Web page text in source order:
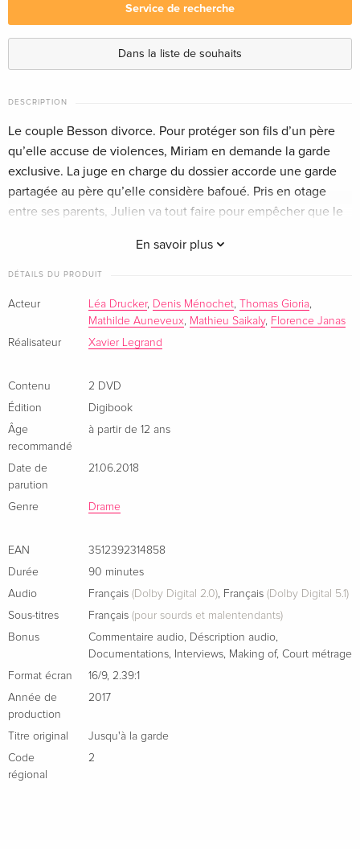
Digibook, 2 DVD — (sélectionné)
épuisé
Anglais · UK Version
Édition standard
Allemand
CHF 19,50
Édition standard
Italien
CHF 16,50
Service de recherche
Dans la liste de souhaits
DESCRIPTION
En savoir plus
Le couple Besson divorce. Pour protéger son fils d’un père
qu’elle accuse de violences, Miriam en demande la garde
exclusive. La juge en charge du dossier accorde une garde
partagée au père qu’elle considère bafoué. Pris en otage
entre ses parents, Julien va tout faire pour empêcher que le
DÉTAILS DU PRODUIT
Acteur Léa Drucker, Denis Ménochet, Thomas Gioria,
Mathilde Auneveux, Mathieu Saikaly, Florence Janas
Réalisateur
Xavier Legrand
Contenu
2 DVD
Édition
Digibook
Âge
recommandé
à partir de 12 ans
Date de
parution
21.06.2018
Genre Drame
EAN
3512392314858
Durée
90 minutes
Audio
Français (Dolby Digital 2.0), Français (Dolby Digital 5.1)
Sous-titres
Français (pour sourds et malentendants)
Bonus
Commentaire audio, Déscription audio,
Documentations, Interviews, Making of, Court métrage
Format écran
16/9, 2.39:1
Année de
production
2017
Titre original
Jusqu'à la garde
Code
régional
2